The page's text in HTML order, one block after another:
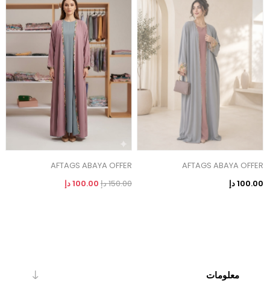
AFTAGS ABAYA OFFER
100.00 دإ
AFTAGS ABAYA OFFER
150.00 دإ
100.00 دإ
معلومات